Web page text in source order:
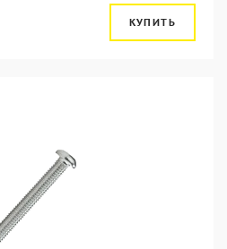
КУПИТЬ